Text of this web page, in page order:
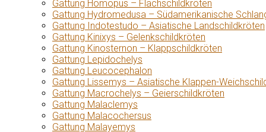
Gattung Homopus – Flachschildkröten
Gattung Hydromedusa – Südamerikanische
Gattung Indotestudo – Asiatische Landschildkröten
Gattung Kinixys – Gelenkschildkröten
Gattung Kinosternon – Klappschildkröten
Gattung Lepidochelys
Gattung Leucocephalon
Gattung Lissemys – Asiatische Klappen-
Gattung Macrochelys – Geierschildkröten
Gattung Malaclemys
Gattung Malacochersus
Gattung Malayemys